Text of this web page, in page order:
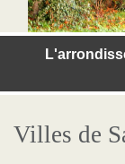
Villes de